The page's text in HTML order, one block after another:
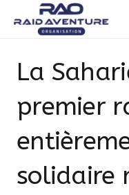
La
premier
solidaire